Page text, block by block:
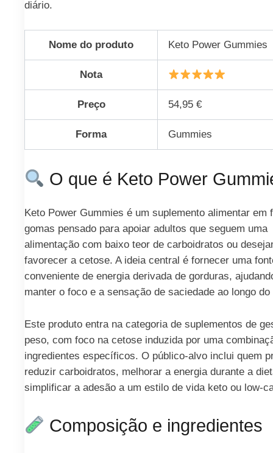
diário.
Nome do produto Keto Power Gummies
Nota
Preço 54,95 €
Forma Gummies
O que é Keto Power
Keto Power Gummies é um suplemento alimentar em
gomas pensado para apoiar adultos que seguem uma
alimentação com baixo teor de carboidratos ou
favorecer a cetose. A ideia central é fornecer uma
conveniente de energia derivada de gorduras,
manter o foco e a sensação de saciedade ao longo do
Este produto entra na categoria de suplementos de
peso, com foco na cetose induzida por uma
ingredientes específicos. O público-alvo inclui quem
reduzir carboidratos, melhorar a energia durante a
simplificar a adesão a um estilo de vida keto ou low-
Composição e ingredientes